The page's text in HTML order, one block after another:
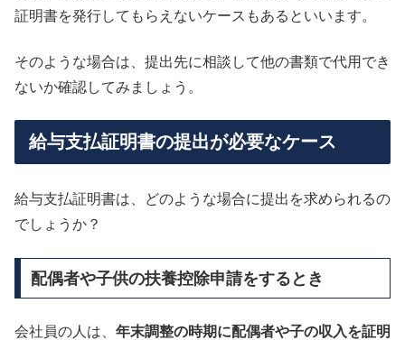
証明書を発行してもらえないケースもあるといいます。
そのような場合は、提出先に相談して他の書類で代用でき
ないか確認してみましょう。
給与支払証明書の提出が必要なケース
給与支払証明書は、どのような場合に提出を求められるの
でしょうか？
配偶者や子供の扶養控除申請をするとき
会社員の人は、 年末調整の時期に配偶者や子の収入を証明